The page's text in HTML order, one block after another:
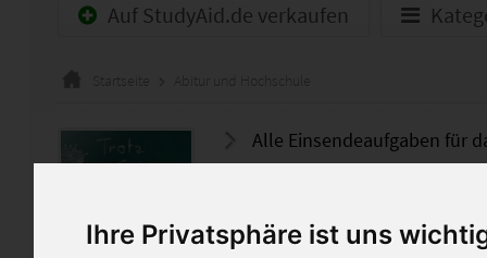
Ihre Privatsphäre ist uns
Auf StudyAid.de verkaufen
Startseite Abitur und Hochschule
Alle Einsendeaufgaben für